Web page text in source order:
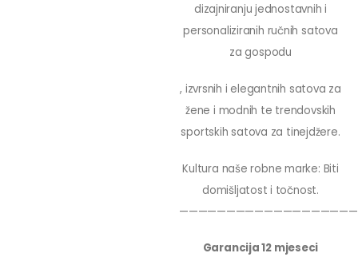
dizajniranju jednostavnih i
personaliziranih ručnih satova
za gospodu
, izvrsnih i elegantnih satova za
žene i modnih te trendovskih
sportskih satova za tinejdžere.
Kultura naše robne marke: Biti
domišljatost i točnost.
Garancija 12 mjeseci